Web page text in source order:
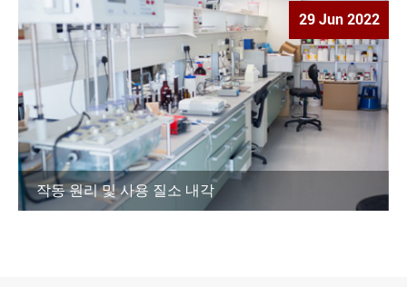
29 Jun 2022
작동 원리 및 사용 질소 내각